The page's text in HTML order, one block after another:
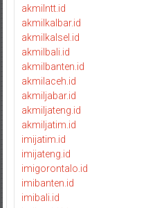
akmilntt.id
akmilkalbar.id
akmilkalsel.id
akmilbali.id
akmilbanten.id
akmilaceh.id
akmiljabar.id
akmiljateng.id
akmiljatim.id
imijatim.id
imijateng.id
imigorontalo.id
imibanten.id
imibali.id